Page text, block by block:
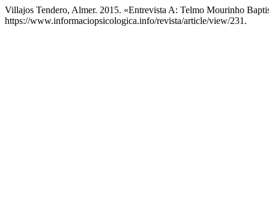
Villajos Tendero, Almer. 2015. «Entrevista A: Telmo Mourinho
https://www.informaciopsicologica.info/revista/article/view/231.